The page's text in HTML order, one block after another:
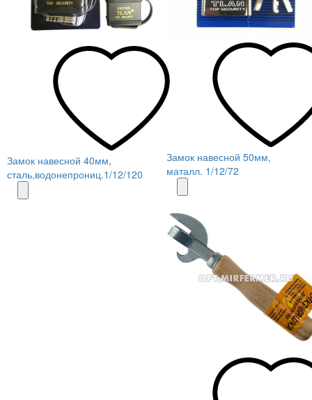
Замок навесной 40мм,
сталь,водонепрониц.1/12/120
Замок навесной 50мм,
маталл. 1/12/72